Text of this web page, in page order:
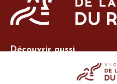
Découvrir aussi